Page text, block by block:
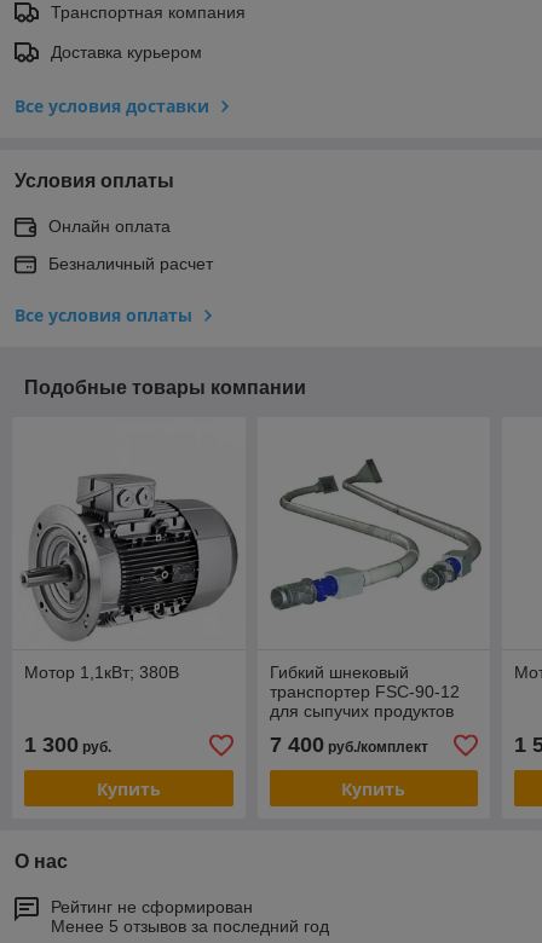
Транспортная компания
Доставка курьером
Все условия доставки
Условия оплаты
Онлайн оплата
Безналичный расчет
Все условия оплаты
Подобные товары компании
Мотор 1,1кВт; 380В
1 300 руб.
Купить
Гибкий шнековый
транспортер FSC-90-12
для сыпучих продуктов
7 400руб./комплект
Купить
1
О нас
Рейтинг не сформирован
Менее 5 отзывов за последний год